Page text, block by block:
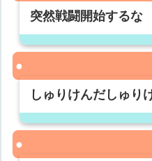
突然戦闘開始するな
しゅりけんだしゅり